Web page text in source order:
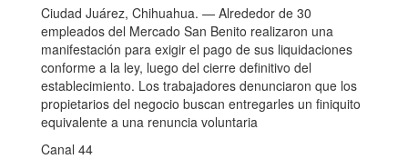
Ciudad Juárez, Chihuahua. — Alrededor de 30
empleados del Mercado San Benito realizaron una
manifestación para exigir el pago de sus liquidaciones
conforme a la ley, luego del cierre definitivo del
establecimiento. Los trabajadores denunciaron que los
propietarios del negocio buscan entregarles un finiquito
equivalente a una renuncia voluntaria
Canal 44